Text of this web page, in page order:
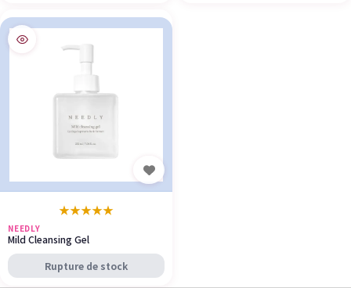
★★★★★
NEEDLY
Mild Cleansing Gel
Rupture de stock